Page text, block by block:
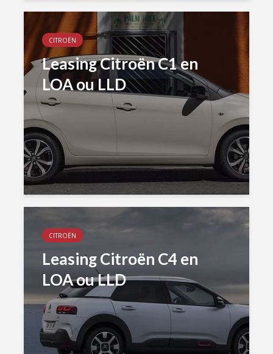
CITROËN
Leasing Citroën C1 en
LOA ou LLD
CITROËN
Leasing Citroën C4 en
LOA ou LLD